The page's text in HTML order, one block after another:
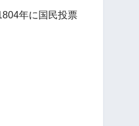
年に国民投票